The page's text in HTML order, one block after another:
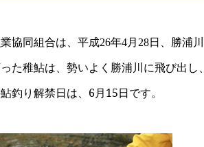
協同組合は、平成26年4月 28日、勝浦
た稚鮎は、勢いよく勝浦川に飛び出し
釣り解禁日は、 6月15日です。